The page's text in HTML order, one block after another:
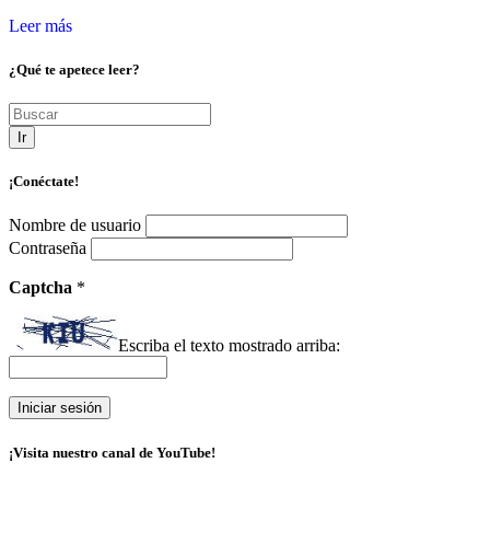
Leer más
¿Qué te apetece leer?
Ir
¡Conéctate!
Nombre de usuario
Contraseña
Captcha *
Escriba el texto mostrado arriba:
¡Visita nuestro canal de YouTube!